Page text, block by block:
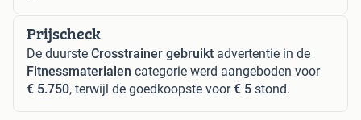
Prijscheck
De duurste Crosstrainer gebruikt advertentie in de
Fitnessmaterialen categorie werd aangeboden voor
€ 5.750, terwijl de goedkoopste voor€ 5 stond.